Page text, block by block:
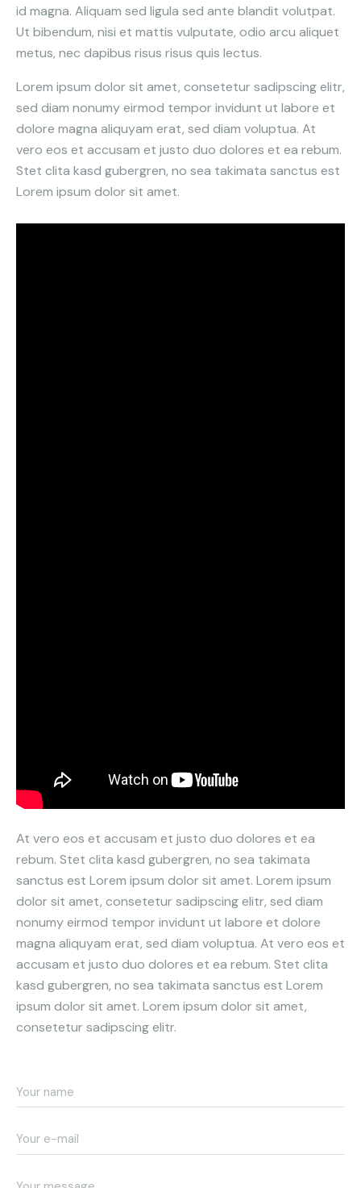
id magna. Aliquam sed ligula sed ante blandit volutpat.
Ut bibendum, nisi et mattis vulputate, odio arcu aliquet
metus, nec dapibus risus risus quis lectus.
Lorem ipsum dolor sit amet, consetetur sadipscing elitr,
sed diam nonumy eirmod tempor invidunt ut labore et
dolore magna aliquyam erat, sed diam voluptua. At
vero eos et accusam et justo duo dolores et ea rebum.
Stet clita kasd gubergren, no sea takimata sanctus est
Lorem ipsum dolor sit amet.
At vero eos et accusam et justo duo dolores et ea
rebum. Stet clita kasd gubergren, no sea takimata
sanctus est Lorem ipsum dolor sit amet. Lorem ipsum
dolor sit amet, consetetur sadipscing elitr, sed diam
nonumy eirmod tempor invidunt ut labore et dolore
magna aliquyam erat, sed diam voluptua. At vero eos et
accusam et justo duo dolores et ea rebum. Stet clita
kasd gubergren, no sea takimata sanctus est Lorem
ipsum dolor sit amet. Lorem ipsum dolor sit amet,
consetetur sadipscing elitr.